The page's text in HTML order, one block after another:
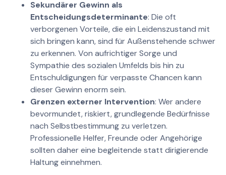
Sekundärer Gewinn als
Entscheidungsdeterminante: Die oft
verborgenen Vorteile, die ein Leidenszustand mit
sich bringen kann, sind für Außenstehende schwer
zu erkennen. Von aufrichtiger Sorge und
Sympathie des sozialen Umfelds bis hin zu
Entschuldigungen für verpasste Chancen kann
dieser Gewinn enorm sein.
Grenzen externer Intervention: Wer andere
bevormundet, riskiert, grundlegende Bedürfnisse
nach Selbstbestimmung zu verletzen.
Professionelle Helfer, Freunde oder Angehörige
sollten daher eine begleitende statt dirigierende
Haltung einnehmen.